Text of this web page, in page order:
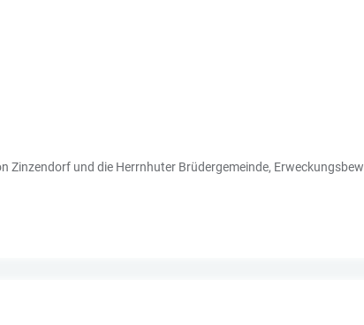
Zinzendorf und die Herrnhuter Brüdergemeinde,